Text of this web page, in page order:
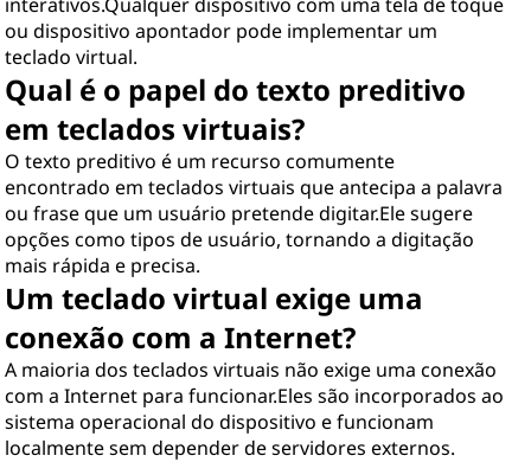
ou dispositivo apontador pode implementar um
teclado virtual.
Qual é o papel do texto preditivo
em teclados virtuais?
O texto preditivo é um recurso comumente
encontrado em teclados virtuais que antecipa a palavra
ou frase que um usuário pretende digitar.Ele sugere
opções como tipos de usuário, tornando a digitação
mais rápida e precisa.
Um teclado virtual exige uma
conexão com a Internet?
A maioria dos teclados virtuais não exige uma conexão
com a Internet para funcionar.Eles são incorporados ao
sistema operacional do dispositivo e funcionam
localmente sem depender de servidores externos.